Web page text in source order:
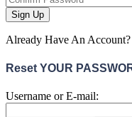
Sign Up
Already Have An Account?
Reset YOUR
Username or E-mail: